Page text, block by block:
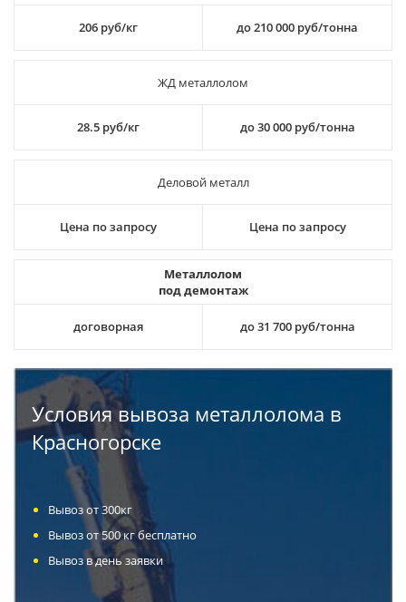
206 руб/кг до 210 000 руб/тонна
ЖД металлолом
28.5 руб/кг до 30 000 руб/тонна
Деловой металл
Цена по запросу Цена по запросу
Металлолом
под демонтаж
договорная до 31 700 руб/тонна
Условия вывоза металлолома в
Красногорске
Вывоз от 300кг
Вывоз от 500 кг бесплатно
Вывоз в день заявки